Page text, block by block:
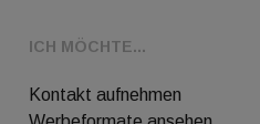
ICH MÖCHTE...
Kontakt aufnehmen